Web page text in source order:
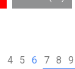
4 5 6 7 8 9